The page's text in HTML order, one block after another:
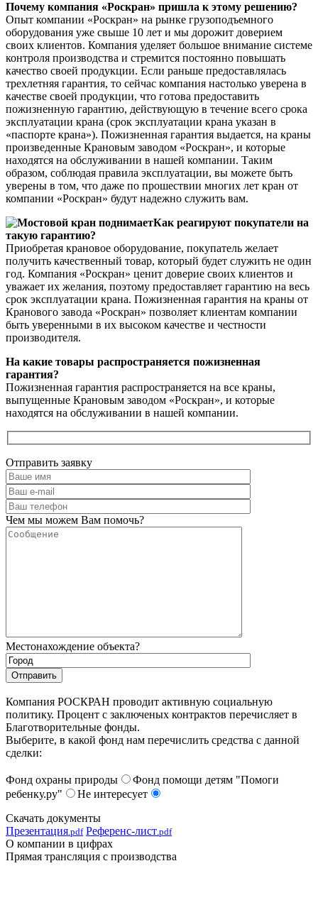
Почему компания «Роскран» пришла к этому решению?
Опыт компании «Роскран» на рынке грузоподъемного
оборудования уже свыше 10 лет и мы дорожит доверием
своих клиентов. Компания уделяет большое внимание системе
контроля производства и стремится постоянно повышать
качество своей продукции. Если раньше предоставлялась
трехлетняя гарантия, то сейчас компания настолько уверена в
качестве своей продукции, что готова предоставить
пожизненную гарантию, действующую в течение всего срока
эксплуатации крана (срок эксплуатации крана указан в
«паспорте крана»). Пожизненная гарантия выдается, на краны
произведенные Крановым заводом «Роскран», и которые
находятся на обслуживании в нашей компании. Таким
образом, соблюдая правила эксплуатации, вы можете быть
уверены в том, что даже по прошествии многих лет кран от
компании «Роскран» будут надежно служить вам.
Как реагируют покупатели на
такую гарантию?
Приобретая крановое оборудование, покупатель желает
получить качественный товар, который будет служить не один
год. Компания «Роскран» ценит доверие своих клиентов и
уважает их желания, поэтому предоставляет гарантию на весь
срок эксплуатации крана. Пожизненная гарантия на краны от
Кранового завода «Роскран» позволяет клиентам компании
быть уверенными в их высоком качестве и честности
производителя.
На какие товары распространяется пожизненная
гарантия?
Пожизненная гарантия распространяется на все краны,
выпущенные Крановым заводом «Роскран», и которые
находятся на обслуживании в нашей компании.
Отправить заявку
Чем мы можем Вам помочь?
Местонахождение объекта?
Компания РОСКРАН проводит активную социальную
политику. Процент с заключеных контрактов перечисляет в
Благотворительные фонды.
Выберите, в какой фонд нам перечислить средства с данной
сделки:
Фонд охраны природы
Фонд помощи детям "Помоги
ребенку.ру"
Не интересует
Скачать документы
Презентация .pdf Референс-лист .pdf
О компании в цифрах
Прямая трансляция с производства